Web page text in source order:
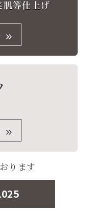
肌等仕上げ
ります